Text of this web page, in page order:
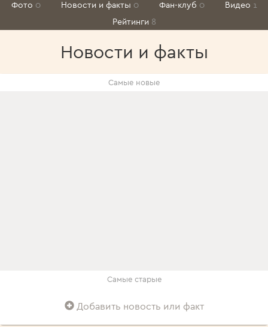
Фото 0 Новости и факты 0 Фан-клуб 0 Видео 1
Рейтинги 8
Новости и факты
Самые новые
Самые старые
Добавить новость или факт